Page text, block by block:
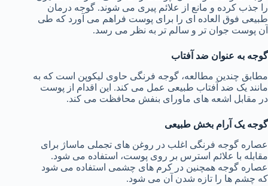
را جذب کرده و مانع از علائم پیری می شوند. گوجه درمان
طبیعی فوق العاده ای را برای پوست فراهم می آورد که طی
آن پوست جوان تر و سالم تر به نظر می رسد.
گوجه به عنوان ضد آفتاب
مطابق چندین مطالعه، گوجه فرنگی حاوی لیکوپن است که به
مانند یک ضد آفتاب طبیعی عمل می کند. این اقدام از پوست
در مقابل اشعه های ماورای بنفش محافظت می کند.
گوجه یک آرام بخش طبیعی
عصاره گوجه فرنگی اغلب در روغن های تجملی ماساژ برای
مقابله با علائم استرس بر روی پوست، استفاده می شود.
عصاره گوجه همچنین در کرم های چشمی استفاده می شود
که چشم ها را تازه شدن آن می شود.